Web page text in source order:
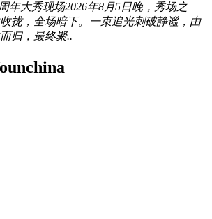
年大秀现场2026年8月5日晚，秀场之
拢，全场暗下。一束追光刺破静谧，由
归，最终聚..